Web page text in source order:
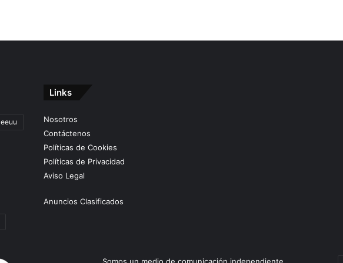
eeuu
Links
Nosotros
Contáctenos
Políticas de Cookies
Políticas de Privacidad
Aviso Legal
Anuncios Clasificados